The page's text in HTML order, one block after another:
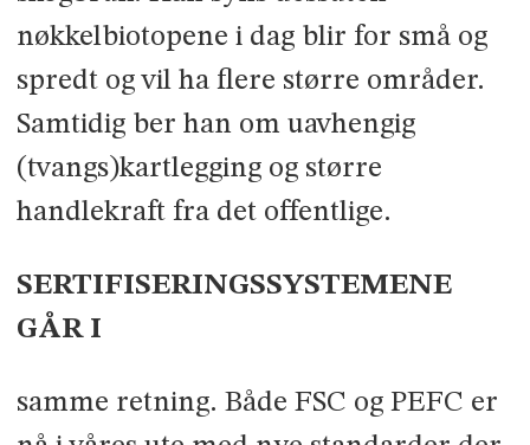
nøkkelbio­topene i dag blir for små og
spredt og vil ha flere større områder.
Samtidig ber han om uavhengig
(tvangs)kart­legging og større
handlekraft fra det offentlige.
SERTIFISERINGSSYSTEMENE
GÅR I
samme retning. Både FSC og PEFC er